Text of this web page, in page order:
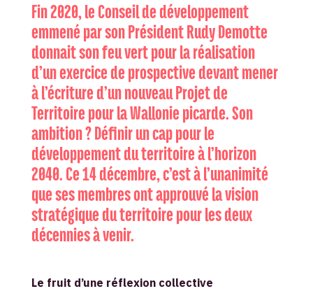
Fin 2020, le Conseil de développement
emmené par son Président Rudy Demotte
donnait son feu vert pour la réalisation
d’un exercice de prospective devant mener
à l’écriture d’un nouveau Projet de
Territoire pour la Wallonie picarde. Son
ambition ? Définir un cap pour le
développement du territoire à l’horizon
2040. Ce 14 décembre, c’est à l’unanimité
que ses membres ont approuvé la vision
stratégique du territoire pour les deux
décennies à venir.
Le fruit d’une réflexion collective